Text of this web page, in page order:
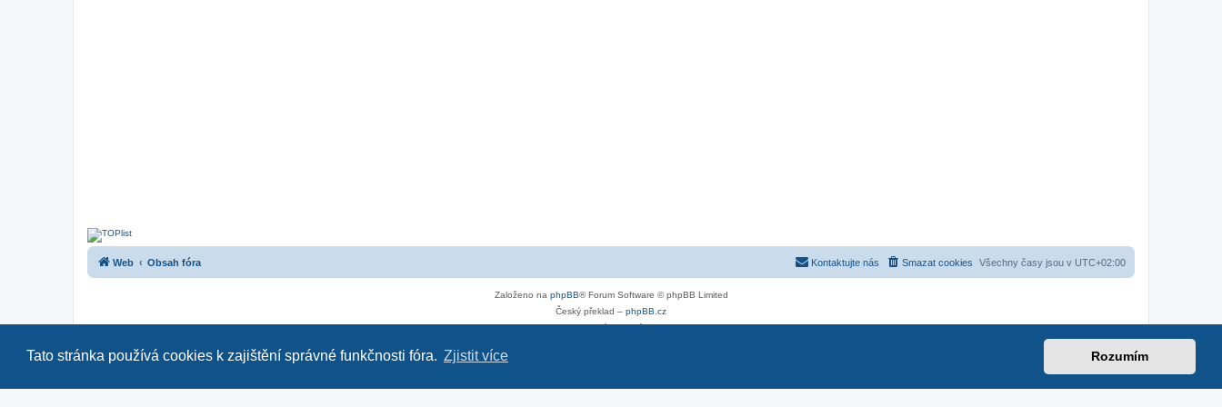
Tato stránka používá cookies k zajištění správné funkčnosti fóra. Zjistit více Rozumím
Web Obsah fóra Všechny časy jsou v UTC+02:00
Smazat cookies
Kontaktujte nás
Založeno na phpBB® Forum Software © phpBB Limited
Český překlad – phpBB.cz
Soukromí|Podmínky